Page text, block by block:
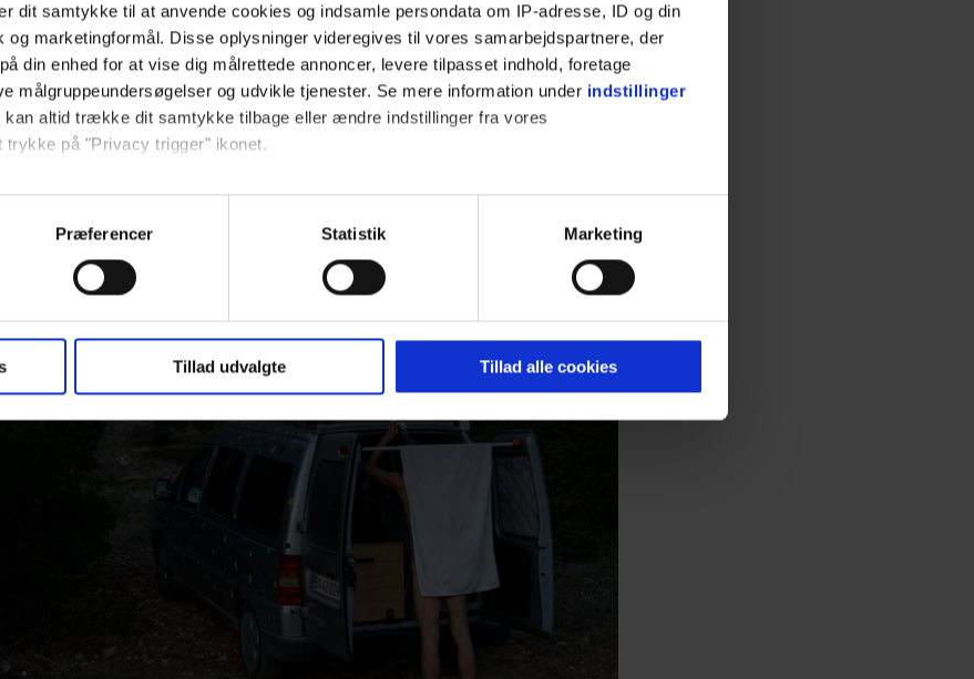
dit samtykke til at anvende cookies og indsamle persondata om IP-adresse, ID og din
marketingformål. Disse oplysninger videregives til vores samarbejdspartnere, der
din enhed for at vise dig målrettede annoncer, levere tilpasset indhold, foretage
målgruppeundersøgelser og udvikle tjenester. Se mere information under indstillinger
kan altid trække dit samtykke tilbage eller ændre indstillinger fra vores
trykke på "Privacy trigger" ikonet.
og bruge data for at kunne levere og finansiere relevant journalistisk indhold til dig.
vores reklametiltag på sociale medier og til at vise dig funktioner i forbindelse med
tilbage via linket, du finder i vores cookiepolitik. Du kan læse mere om vores
og behandling af dine personoplysninger i forbindelse hermed i både
Præferencer Statistik Marketing
Tillad udvalgte Tillad alle cookies